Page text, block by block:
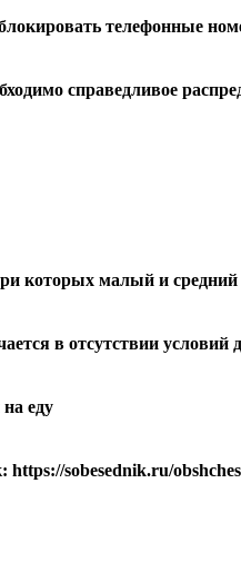
телефонные
справедливое
которых малый и средний
в отсутствии условий
еду
sobesednik.ru/